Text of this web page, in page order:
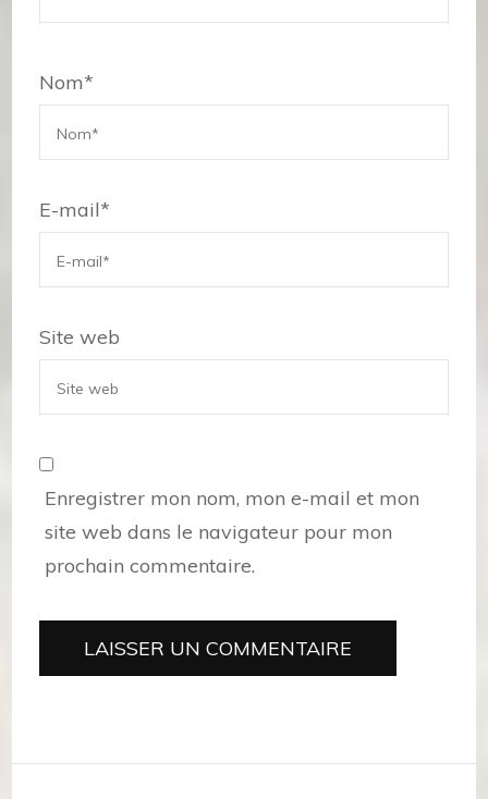
Nom*
E-mail*
Site web
Enregistrer mon nom, mon e-mail et mon
site web dans le navigateur pour mon
prochain commentaire.